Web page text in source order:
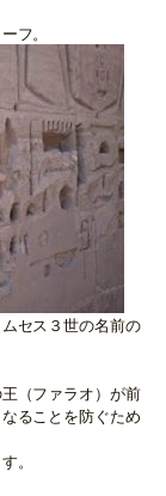
フ。
セス３世の名前の
（ファラオ）が前
ることを防ぐため
。